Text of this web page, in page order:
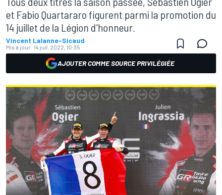
et Fabio Quartararo figurent parmi la promotion du
14 juillet de la Légion d'honneur.
Vincent Lalanne-Sicaud
Mis à jour: 14 juil. 2022, 10:35
AJOUTER COMME SOURCE PRIVILÉGIÉE